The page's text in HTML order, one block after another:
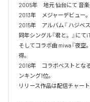
2005年　地元 仙台にて 音楽
2013年　メジャーデビュー。
2015年　アルバム『 ハジベ
同年シングル『君と。』にて
そしてコラボ曲 miwa『夜
得。
2016年　コラボベストとな
ンキング1位。
リリース作品は配信チャー